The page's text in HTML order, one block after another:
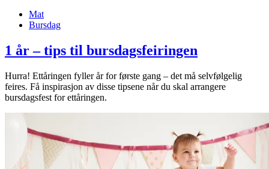
Mat
Bursdag
1 år – tips til bursdagsfeiringen
Hurra! Ettåringen fyller år for første gang – det må selvfølgelig
feires. Få inspirasjon av disse tipsene når du skal arrangere
bursdagsfest for ettåringen.